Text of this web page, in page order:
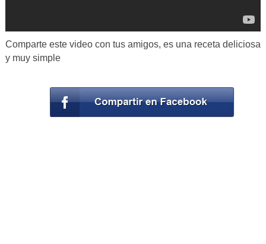
Comparte este video con tus amigos, es una receta deliciosa
y muy simple